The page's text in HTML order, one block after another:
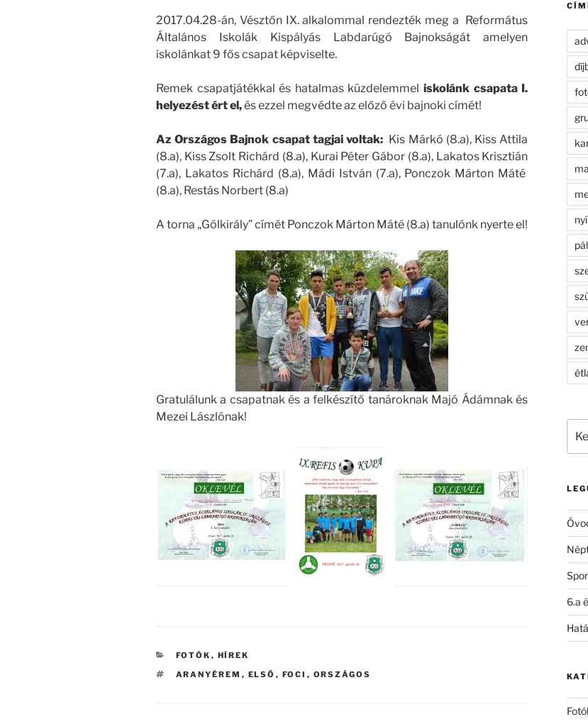
2017.04.28-án, Vésztőn IX. alkalommal rendezték meg a Református
Általános Iskolák Kispályás Labdarúgó Bajnokságát amelyen
iskolánkat 9 fős csapat képviselte.
Remek csapatjátékkal és hatalmas küzdelemmeliskolánk csapata I.
helyezést ért el,és ezzel megvédte az előző évi bajnoki címét!
Az Országos Bajnok csapat tagjai voltak: Kis Márkó (8.a), Kiss Attila
(8.a), Kiss Zsolt Richárd (8.a), Kurai Péter Gábor (8.a), Lakatos Krisztián
(7.a), Lakatos Richárd (8.a), Mádi István (7.a), Ponczok Márton Máté
(8.a), Restás Norbert (8.a)
A torna „Gólkirály” címét Ponczok Márton Máté (8.a) tanulónk nyerte el!
Gratulálunk a csapatnak és a felkészítő tanároknak Majó Ádámnak és
Mezei Lászlónak!
KATEGÓRIÁK
FOTÓK , HÍREK
CÍMKÉK
ARANYÉREM , ELSŐ , FOCI , ORSZÁGOS
6.a